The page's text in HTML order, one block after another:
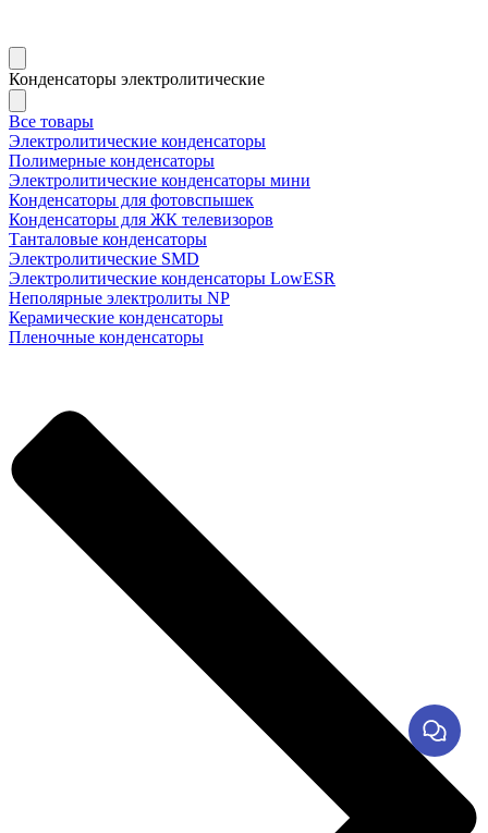
Конденсаторы электролитические
Все товары
Электролитические конденсаторы
Полимерные конденсаторы
Электролитические конденсаторы мини
Конденсаторы для фотовспышек
Конденсаторы для ЖК телевизоров
Танталовые конденсаторы
Электролитические SMD
Электролитические конденсаторы LowESR
Неполярные электролиты NP
Керамические конденсаторы
Пленочные конденсаторы